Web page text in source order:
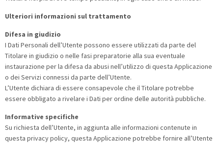
Ulteriori informazioni sul trattamento
Difesa in giudizio
I Dati Personali dell’Utente possono essere utilizzati da parte del
Titolare in giudizio o nelle fasi preparatorie alla sua eventuale
instaurazione per la difesa da abusi nell’utilizzo di questa Applicazione
o dei Servizi connessi da parte dell’Utente.
L’Utente dichiara di essere consapevole che il Titolare potrebbe
essere obbligato a rivelare i Dati per ordine delle autorità pubbliche.
Informative specifiche
Su richiesta dell’Utente, in aggiunta alle informazioni contenute in
questa privacy policy, questa Applicazione potrebbe fornire all’Utente